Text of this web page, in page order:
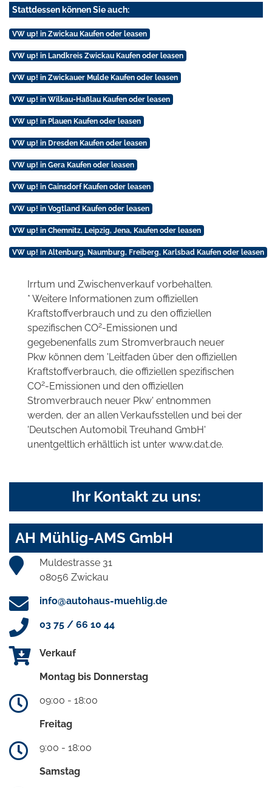
Stattdessen können Sie auch:
VW up! in Zwickau Kaufen oder leasen
VW up! in Landkreis Zwickau Kaufen oder leasen
VW up! in Zwickauer Mulde Kaufen oder leasen
VW up! in Wilkau-Haßlau Kaufen oder leasen
VW up! in Plauen Kaufen oder leasen
VW up! in Dresden Kaufen oder leasen
VW up! in Gera Kaufen oder leasen
VW up! in Cainsdorf Kaufen oder leasen
VW up! in Vogtland Kaufen oder leasen
VW up! in Chemnitz, Leipzig, Jena, Kaufen oder leasen
VW up! in Altenburg, Naumburg, Freiberg, Karlsbad Kaufen oder leasen
Irrtum und Zwischenverkauf vorbehalten.
* Weitere Informationen zum offiziellen
Kraftstoffverbrauch und zu den offiziellen
spezifischen CO2-Emissionen und
gegebenenfalls zum Stromverbrauch neuer
Pkw können dem 'Leitfaden über den offiziellen
Kraftstoffverbrauch, die offiziellen spezifischen
CO2-Emissionen und den offiziellen
Stromverbrauch neuer Pkw' entnommen
werden, der an allen Verkaufsstellen und bei der
'Deutschen Automobil Treuhand GmbH'
unentgeltlich erhältlich ist unter www.dat.de.
Ihr Kontakt zu uns:
AH Mühlig-AMS GmbH
Muldestrasse 31
08056 Zwickau
info@autohaus-muehlig.de
03 75 / 66 10 44
Verkauf
Montag bis Donnerstag
09:00 - 18:00
Freitag
9:00 - 18:00
Samstag